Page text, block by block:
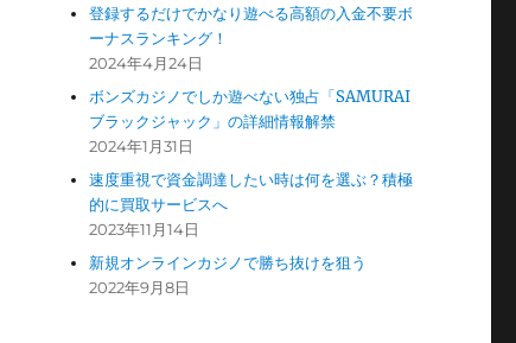
登録するだけでかなり遊べる高額の入金不要ボ
ーナスランキング！
2024年4月24日
ボンズカジノでしか遊べない独占「SAMURAI
ブラックジャック」の詳細情報解禁
2024年1月31日
速度重視で資金調達したい時は何を選ぶ？積極
的に買取サービスへ
2023年11月14日
新規オンラインカジノで勝ち抜けを狙う
2022年9月8日